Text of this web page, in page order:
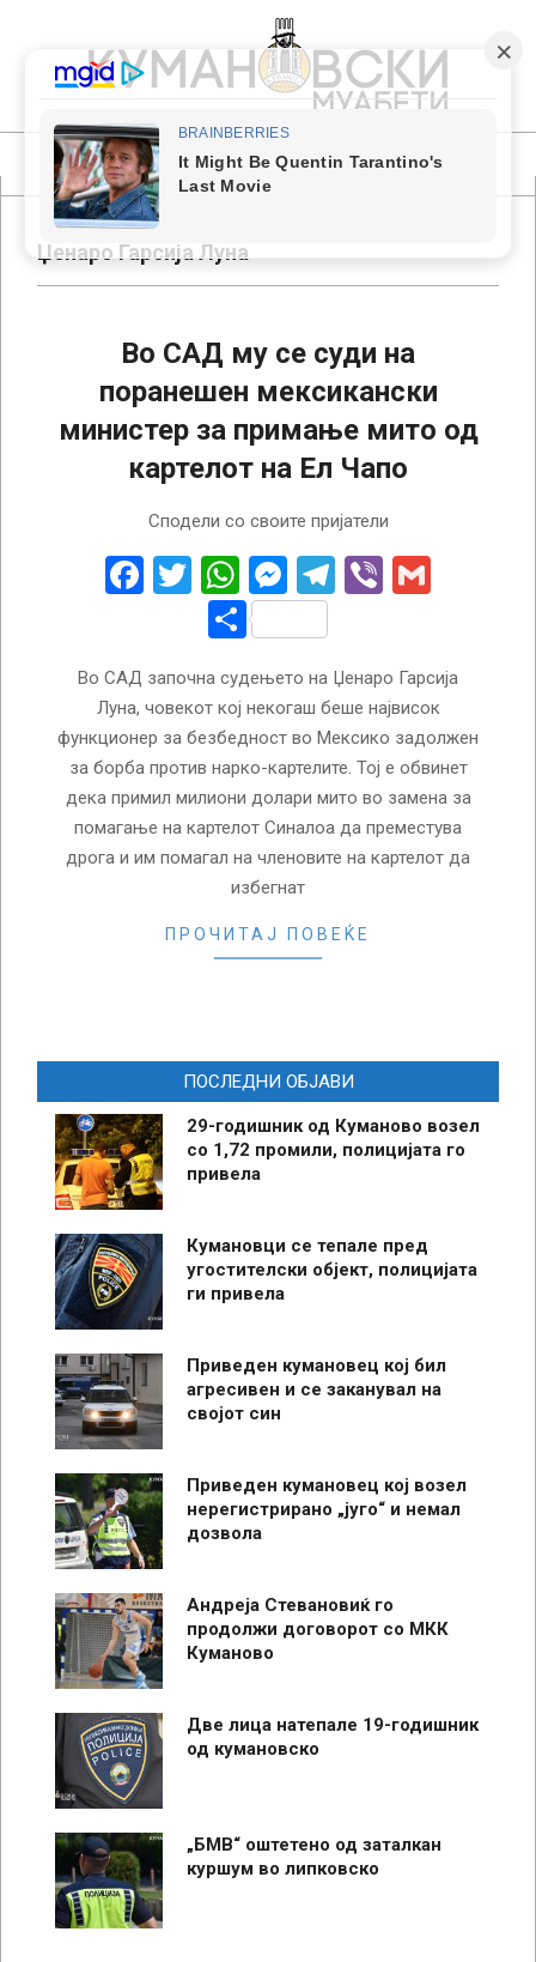
content
КУМАНОВСКИ
МУАБЕТИ
Primary
Navigation
MenuЏенаро Гарсија Луна
Во САД му се суди на
поранешен мексикански
министер за примање мито од
картелот на Ел Чапо
Сподели со своите пријатели
Facebook
Twitter
WhatsApp
Messenger
Telegram
Viber
Share
Во САД започна судењето на Џенаро Гарсија
Луна, човекот кој некогаш беше највисок
функционер за безбедност во Мексико задолжен
за борба против нарко-картелите. Тој е обвинет
дека примил милиони долари мито во замена за
помагање на картелот Синалоа да преместува
дрога и им помагал на членовите на картелот да
избегнат
ПРОЧИТАЈ ПОВЕЌЕ
ПОСЛЕДНИ ОБЈАВИ
29-годишник од Куманово возел
со 1,72 промили, полицијата го
привела
Кумановци се тепале пред
угостителски објект, полицијата
ги привела
Приведен кумановец кој бил
агресивен и се заканувал на
својот син
Приведен кумановец кој возел
нерегистрирано „југо“ и немал
дозвола
Андреја Стевановиќ го
продолжи договорот со МКК
Куманово
Две лица натепале 19-годишник
од кумановско
„БМВ“ оштетено од заталкан
куршум во липковско